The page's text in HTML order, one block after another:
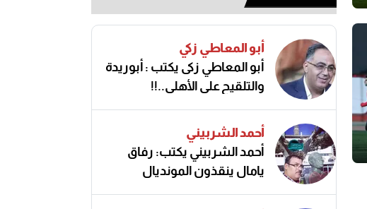
أبو المعاطي زكي
أبو المعاطي زكى يكتب : أبوريدة
والتلقيح على الأهلى..!!
أحمد الشربيني
أحمد الشربيني يكتب: رفاق
يامال ينقذون المونديال